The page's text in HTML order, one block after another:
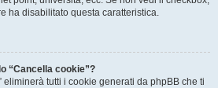
ha disabilitato questa caratteristica.
“Cancella cookie”?
eliminerà tutti i cookie generati da phpBB che ti